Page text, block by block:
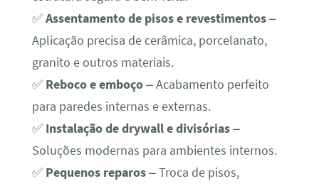
✅Assentamento de pisos e revestimentos–
Aplicação precisa de cerâmica, porcelanato,
granito e outros materiais.
✅ Reboco e emboço– Acabamento perfeito
para paredes internas e externas.
✅ Instalação de drywall e divisórias–
Soluções modernas para ambientes internos.
✅ Pequenos reparos– Troca de pisos,